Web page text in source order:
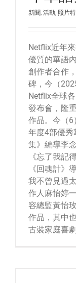
新聞, 活動, 照片
Netflix近年
優質的華語
創作者合作
碑，今（
Netflix全球
發布會，隆
作品。今（6
年度4部優秀
集》編導李
《忘了我記
《回魂計》
我不曾見過
作人麻怡婷
容總監黃怡
作品，其中
古裝家庭喜